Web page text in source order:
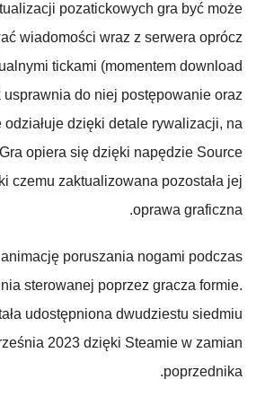
pozatickowych gra być może
wiadomości wraz z serwera oprócz
tickami (momentem download
usprawnia do niej postępowanie oraz
odziałuje dzięki detale rywalizacji, na
opiera się dzięki napędzie Source
czemu zaktualizowana pozostała jej
oprawa graficzna.
poruszania nogami podczas
sterowanej poprzez gracza formie.
udostępniona dwudziestu siedmiu
2023 dzięki Steamie w zamian
poprzednika.